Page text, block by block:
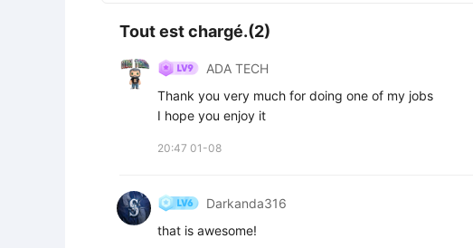
Tout est chargé.(2)
ADA TECH
Thank you very much for doing one of my jobs
I hope you enjoy it
20:47 01-08
Darkanda316
that is awesome!